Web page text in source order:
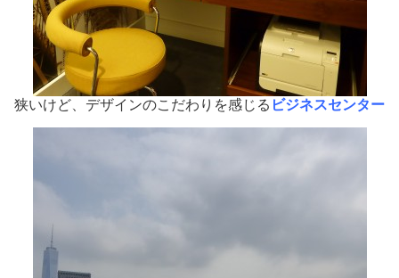
狭いけど、デザインのこだわりを感じる ビジネスセンター